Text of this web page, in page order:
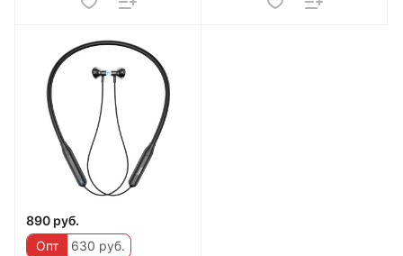
890 руб.
Опт
630 руб.